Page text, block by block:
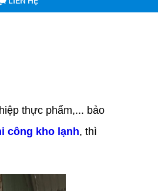
thực phẩm,... bảo
công kho lạnh, thì